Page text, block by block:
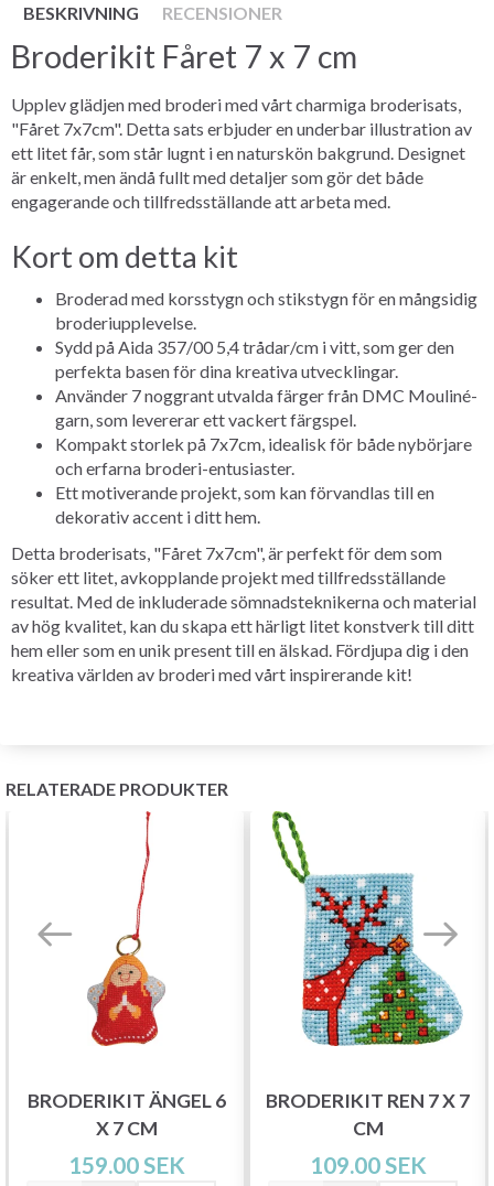
BESKRIVNING RECENSIONER
Broderikit Fåret 7 x 7 cm
Upplev glädjen med broderi med vårt charmiga broderisats,
"Fåret 7x7cm". Detta sats erbjuder en underbar illustration av
ett litet får, som står lugnt i en naturskön bakgrund. Designet
är enkelt, men ändå fullt med detaljer som gör det både
engagerande och tillfredsställande att arbeta med.
Kort om detta kit
Broderad med korsstygn och stikstygn för en mångsidig
broderiupplevelse.
Sydd på Aida 357/00 5,4 trådar/cm i vitt, som ger den
perfekta basen för dina kreativa utvecklingar.
Använder 7 noggrant utvalda färger från DMC Mouliné-
garn, som levererar ett vackert färgspel.
Kompakt storlek på 7x7cm, idealisk för både nybörjare
och erfarna broderi-entusiaster.
Ett motiverande projekt, som kan förvandlas till en
dekorativ accent i ditt hem.
Detta broderisats, "Fåret 7x7cm", är perfekt för dem som
söker ett litet, avkopplande projekt med tillfredsställande
resultat. Med de inkluderade sömnadsteknikerna och material
av hög kvalitet, kan du skapa ett härligt litet konstverk till ditt
hem eller som en unik present till en älskad. Fördjupa dig i den
kreativa världen av broderi med vårt inspirerande kit!
RELATERADE PRODUKTER
BRODERIKIT ÄNGEL 6
X 7 CM
159.00 SEK
BRODERIKIT REN 7 X 7
CM
109.00 SEK